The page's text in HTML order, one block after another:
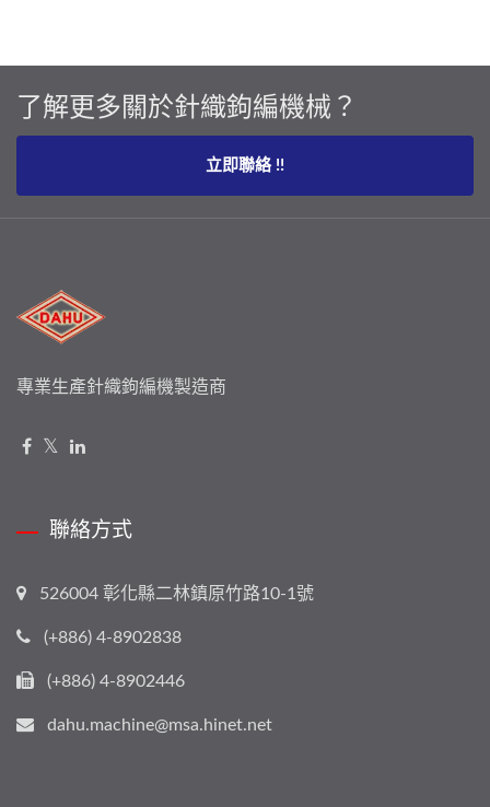
了解更多關於針織鉤編機械？
立即聯絡 !!
專業生產針織鉤編機製造商
聯絡方式
526004 彰化縣二林鎮原竹路10-1號
(+886) 4-8902838
(+886) 4-8902446
dahu.machine@msa.hinet.net